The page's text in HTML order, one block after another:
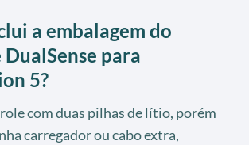
a embalagem do
para
5?
com duas pilhas de lítio, porém
carregador ou cabo extra,